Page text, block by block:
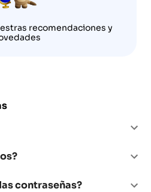
recomendaciones y
contraseñas?